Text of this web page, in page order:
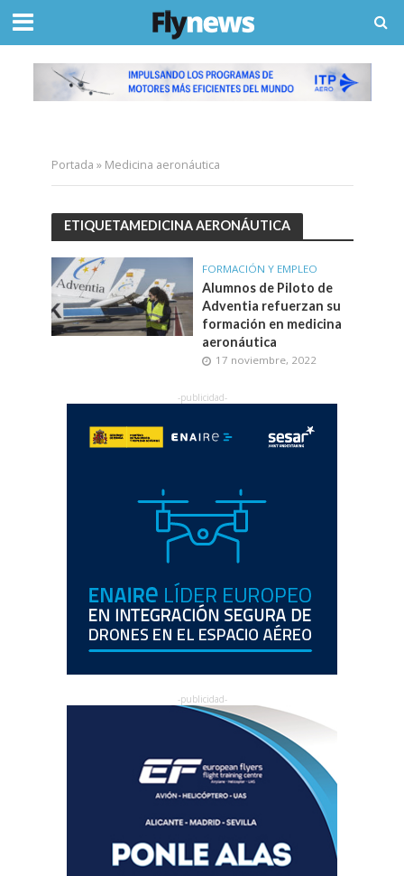
Portada » Medicina aeronáutica
ETIQUETAMEDICINA AERONÁUTICA
FORMACIÓN Y EMPLEO
Alumnos de Piloto de
Adventia refuerzan su
formación en medicina
aeronáutica
17 noviembre, 2022